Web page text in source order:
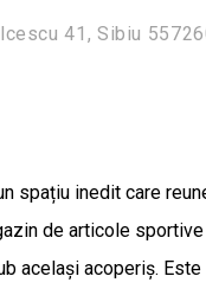
41, Sibiu
spațiu inedit care
de articole
același acoperiș.